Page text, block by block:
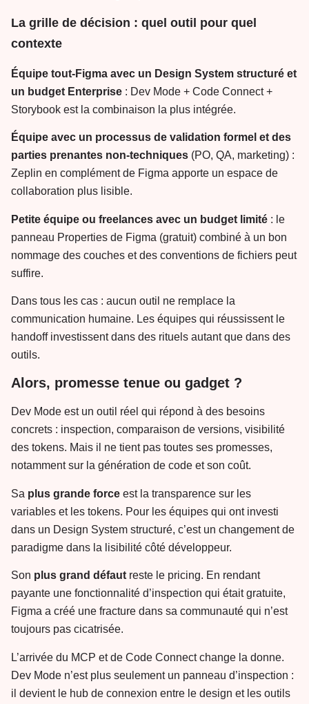
La grille de décision : quel outil pour quel
contexte
Équipe tout-Figma avec un Design System structuré et
un budget Enterprise : Dev Mode + Code Connect +
Storybook est la combinaison la plus intégrée.
Équipe avec un processus de validation formel et des
parties prenantes non-techniques (PO, QA, marketing) :
Zeplin en complément de Figma apporte un espace de
collaboration plus lisible.
Petite équipe ou freelances avec un budget limité : le
panneau Properties de Figma (gratuit) combiné à un bon
nommage des couches et des conventions de fichiers peut
suffire.
Dans tous les cas : aucun outil ne remplace la
communication humaine. Les équipes qui réussissent le
handoff investissent dans des rituels autant que dans des
outils.
Alors, promesse tenue ou gadget ?
Dev Mode est un outil réel qui répond à des besoins
concrets : inspection, comparaison de versions, visibilité
des tokens. Mais il ne tient pas toutes ses promesses,
notamment sur la génération de code et son coût.
Sa plus grande force est la transparence sur les
variables et les tokens. Pour les équipes qui ont investi
dans un Design System structuré, c’est un changement de
paradigme dans la lisibilité côté développeur.
Son plus grand défaut reste le pricing. En rendant
payante une fonctionnalité d’inspection qui était gratuite,
Figma a créé une fracture dans sa communauté qui n’est
toujours pas cicatrisée.
L’arrivée du MCP et de Code Connect change la donne.
Dev Mode n’est plus seulement un panneau d’inspection :
il devient le hub de connexion entre le design et les outils